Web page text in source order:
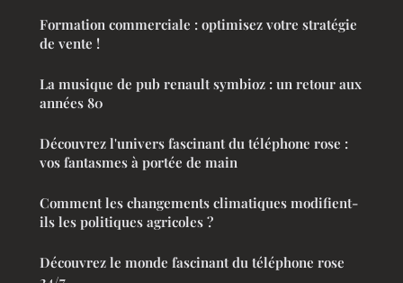
Formation commerciale : optimisez votre stratégie
de vente !
La musique de pub renault symbioz : un retour aux
années 80
Découvrez l'univers fascinant du téléphone rose :
vos fantasmes à portée de main
Comment les changements climatiques modifient-
ils les politiques agricoles ?
Découvrez le monde fascinant du téléphone rose